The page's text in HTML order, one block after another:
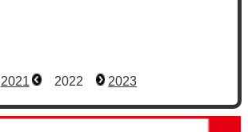
2021
2022 2023